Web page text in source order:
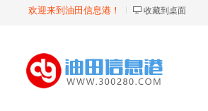
欢迎来到油田信息港！ 收藏到桌面